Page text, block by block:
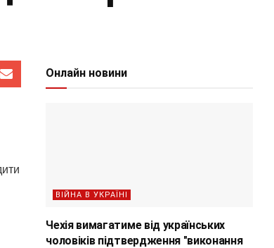
Онлайн новини
ВІЙНА В УКРАЇНІ
Чехія вимагатиме від українських
чоловіків підтвердження "виконання